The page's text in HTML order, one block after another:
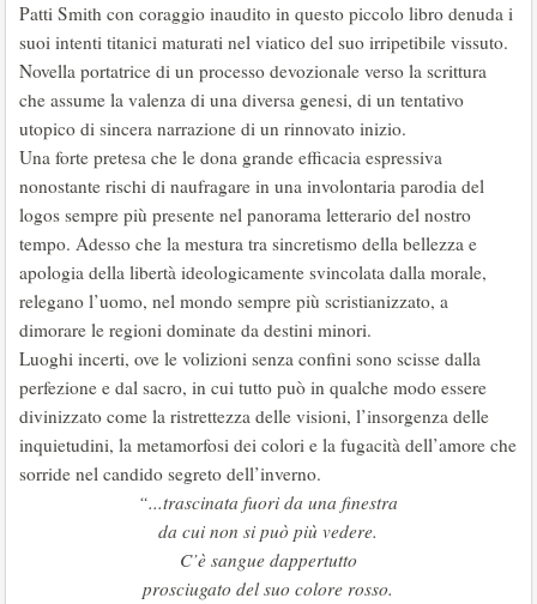
Patti Smith con coraggio inaudito in questo piccolo libro denuda i
suoi intenti titanici maturati nel viatico del suo irripetibile vissuto.
Novella portatrice di un processo devozionale verso la scrittura
che assume la valenza di una diversa genesi, di un tentativo
utopico di sincera narrazione di un rinnovato inizio.
Una forte pretesa che le dona grande efficacia espressiva
nonostante rischi di naufragare in una involontaria parodia del
logos sempre più presente nel panorama letterario del nostro
tempo. Adesso che la mestura tra sincretismo della bellezza e
apologia della libertà ideologicamente svincolata dalla morale,
relegano l’uomo, nel mondo sempre più scristianizzato, a
dimorare le regioni dominate da destini minori.
Luoghi incerti, ove le volizioni senza confini sono scisse dalla
perfezione e dal sacro, in cui tutto può in qualche modo essere
divinizzato come la ristrettezza delle visioni, l’insorgenza delle
inquietudini, la metamorfosi dei colori e la fugacità dell’amore che
sorride nel candido segreto dell’inverno.
“...trascinata fuori da una finestra
da cui non si può più vedere.
C’è sangue dappertutto
prosciugato del suo colore rosso.